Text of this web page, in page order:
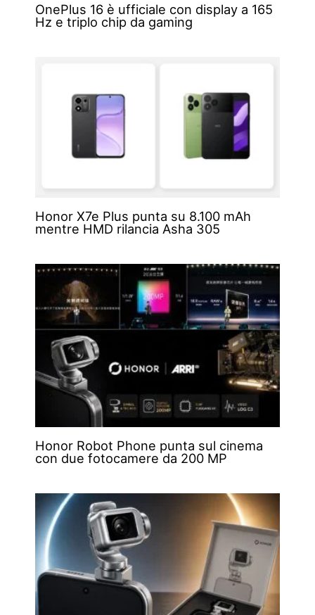
OnePlus 16 è ufficiale con display a 165
Hz e triplo chip da gaming
Honor X7e Plus punta su 8.100 mAh
mentre HMD rilancia Asha 305
Honor Robot Phone punta sul cinema
con due fotocamere da 200 MP